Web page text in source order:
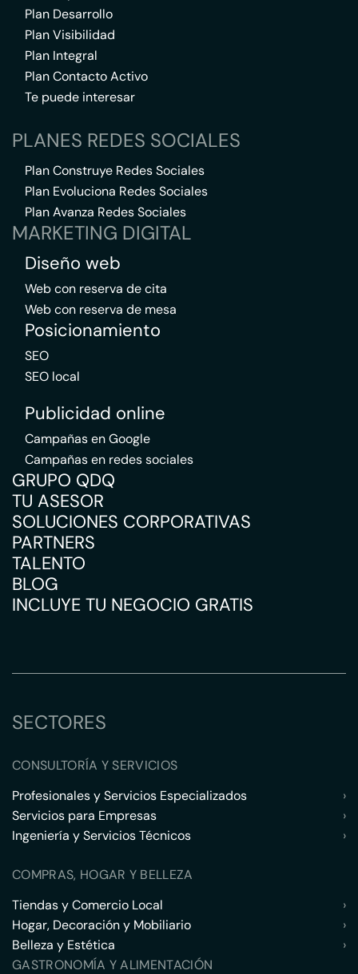
Plan Desarrollo
Plan Visibilidad
Plan Integral
Plan Contacto Activo
Te puede interesar
PLANES REDES SOCIALES
Plan Construye Redes Sociales
Plan Evoluciona Redes Sociales
Plan Avanza Redes Sociales
MARKETING DIGITAL
Diseño web
Web con reserva de cita
Web con reserva de mesa
Posicionamiento
SEO
SEO local
Publicidad online
Campañas en Google
Campañas en redes sociales
GRUPO QDQ
TU ASESOR
SOLUCIONES CORPORATIVAS
PARTNERS
TALENTO
BLOG
INCLUYE TU NEGOCIO GRATIS
SECTORES
CONSULTORÍA Y SERVICIOS
Profesionales y Servicios Especializados
›
Servicios para Empresas
›
Ingeniería y Servicios Técnicos
›
COMPRAS, HOGAR Y BELLEZA
Tiendas y Comercio Local
›
Hogar, Decoración y Mobiliario
›
Belleza y Estética
›
GASTRONOMÍA Y ALIMENTACIÓN